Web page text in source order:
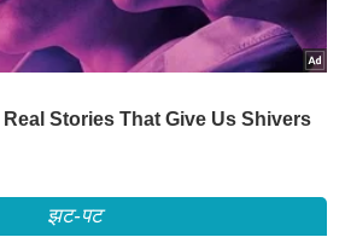
झट-पट